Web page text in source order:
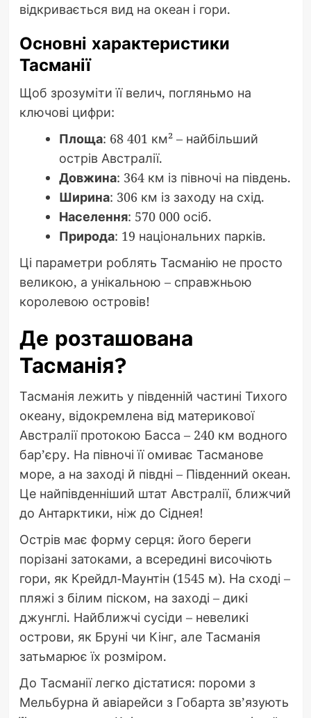
відкривається вид на океан і гори.
Основні характеристики
Тасманії
Щоб зрозуміти її велич, погляньмо на
ключові цифри:
Площа: 68 401 км² – найбільший
острів Австралії.
Довжина: 364 км із півночі на південь.
Ширина: 306 км із заходу на схід.
Населення: 570 000 осіб.
Природа: 19 національних парків.
Ці параметри роблять Тасманію не просто
великою, а унікальною – справжньою
королевою островів!
Де розташована
Тасманія?
Тасманія лежить у південній частині Тихого
океану, відокремлена від материкової
Австралії протокою Басса – 240 км водного
бар’єру. На півночі її омиває Тасманове
море, а на заході й півдні – Південний океан.
Це найпівденніший штат Австралії, ближчий
до Антарктики, ніж до Сіднея!
Острів має форму серця: його береги
порізані затоками, а всередині височіють
гори, як Крейдл-Маунтін (1545 м). На сході –
пляжі з білим піском, на заході – дикі
джунглі. Найближчі сусіди – невеликі
острови, як Бруні чи Кінг, але Тасманія
затьмарює їх розміром.
До Тасманії легко дістатися: пороми з
Мельбурна й авіарейси з Гобарта зв’язують